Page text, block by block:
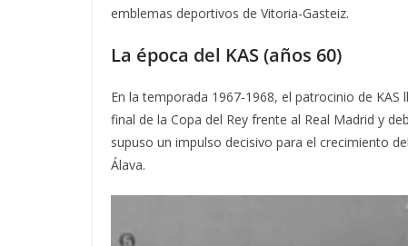
emblemas deportivos de Vitoria-Gasteiz.
La época del KAS (años 60)
En la temporada 1967-1968, el patrocinio de
final de la Copa del Rey frente al Real Madrid y
supuso un impulso decisivo para el crecimiento
Álava.